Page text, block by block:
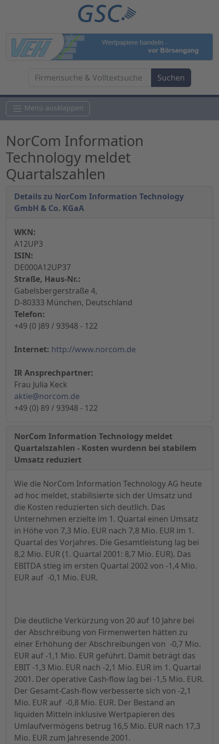
Menü ausklappen
NorCom Information
Technology meldet
Quartalszahlen
Details zu NorCom Information Technology
GmbH & Co. KGaA
WKN:
A12UP3
ISIN:
DE000A12UP37
Straße, Haus-Nr.:
Gabelsbergerstraße 4,
D-80333 München, Deutschland
Telefon:
+49 (0 )89 / 93948 - 122
Internet: http://www.norcom.de
IR Ansprechpartner:
Frau Julia Keck
aktie@norcom.de
+49 (0) 89 / 93948 - 122
NorCom Information Technology meldet
Quartalszahlen - Kosten wurdenn bei stabilem
Umsatz reduziert
Wie die NorCom Information Technology AG heute
ad hoc meldet, stabilisierte sich der Umsatz und
die Kosten reduzierten sich deutlich. Das
Unternehmen erzielte im 1. Quartal einen Umsatz
in Höhe von 7,3 Mio. EUR nach 7,8 Mio. EUR im 1.
Quartal des Vorjahres. Die Gesamtleistung lag bei
8,2 Mio. EUR (1. Quartal 2001: 8,7 Mio. EUR). Das
EBITDA stieg im ersten Quartal 2002 von -1,4 Mio.
EUR auf -0,1 Mio. EUR.
Die deutliche Verkürzung von 20 auf 10 Jahre bei
der Abschreibung von Firmenwerten hätten zu
einer Erhöhung der Abschreibungen von -0,7 Mio.
EUR auf -1,1 Mio. EUR geführt. Damit beträgt das
EBIT -1,3 Mio. EUR nach -2,1 Mio. EUR im 1. Quartal
2001. Der operative Cash-flow lag bei -1,5 Mio. EUR.
Der Gesamt-Cash-flow verbesserte sich von -2,1
Mio. EUR auf -0,8 Mio. EUR. Der Bestand an
liquiden Mitteln inklusive Wertpapieren des
Umlaufvermögens betrug 16,5 Mio. EUR nach 17,3
Mio. EUR zum Jahresende 2001.